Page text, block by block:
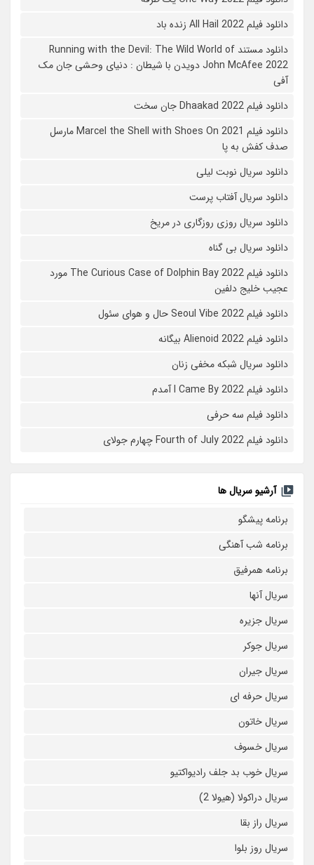
دانلود فیلم All Hail 2022 زنده باد
دانلود مستند Running with the Devil: The Wild World of
John McAfee 2022 دویدن با شیطان : دنیای وحشی جان مک
آفی
دانلود فیلم Dhaakad 2022 جان سخت
دانلود فیلم Marcel the Shell with Shoes On 2021 مارسل
صدف کفش به پا
دانلود سریال نوبت لیلی
دانلود سریال آفتاب پرست
دانلود سریال روزی روزگاری در مریخ
دانلود سریال بی گناه
دانلود فیلم The Curious Case of Dolphin Bay 2022 مورد
عجیب خلیج دلفین
دانلود فیلم Seoul Vibe 2022 حال و هوای سئول
دانلود فیلم Alienoid 2022 بیگانه
دانلود سریال شبکه مخفی زنان
دانلود فیلم I Came By 2022 آمدم
دانلود فیلم سه حرفی
دانلود فیلم Fourth of July 2022 چهارم جولای
آرشیو سریال ها
برنامه پیشگو
برنامه شب آهنگی
برنامه همرفیق
سریال آنها
سریال جزیره
سریال جوکر
سریال جیران
سریال حرفه ای
سریال خاتون
سریال خسوف
سریال خوب بد جلف رادیواکتیو
سریال دراکولا (هیولا 2)
سریال راز بقا
سریال روز بلوا